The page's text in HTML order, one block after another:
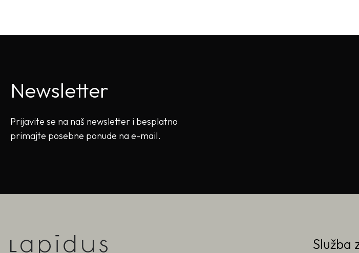
Newsletter
Prijavite se na naš newsletter i besplatno
primajte posebne ponude na e-mail.
Služba